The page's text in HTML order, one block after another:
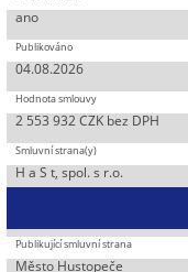
ano
04.08.2026
2 553 932 CZK bez DPH
H a S t, spol. s r.o.
Město Hustopeče